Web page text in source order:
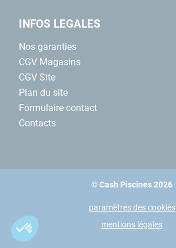
INFOS LEGALES
Nos garanties
CGV Magasins
CGV Site
Plan du site
Formulaire contact
Contacts
© Cash Piscines 2026
paramètres des cookies
mentions légales